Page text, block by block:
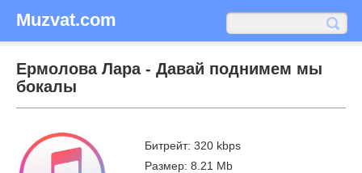
Muzvat.com
Ермолова Лара - Давай поднимем мы
бокалы
Битрейт: 320 kbps
Размер: 8.21 Mb